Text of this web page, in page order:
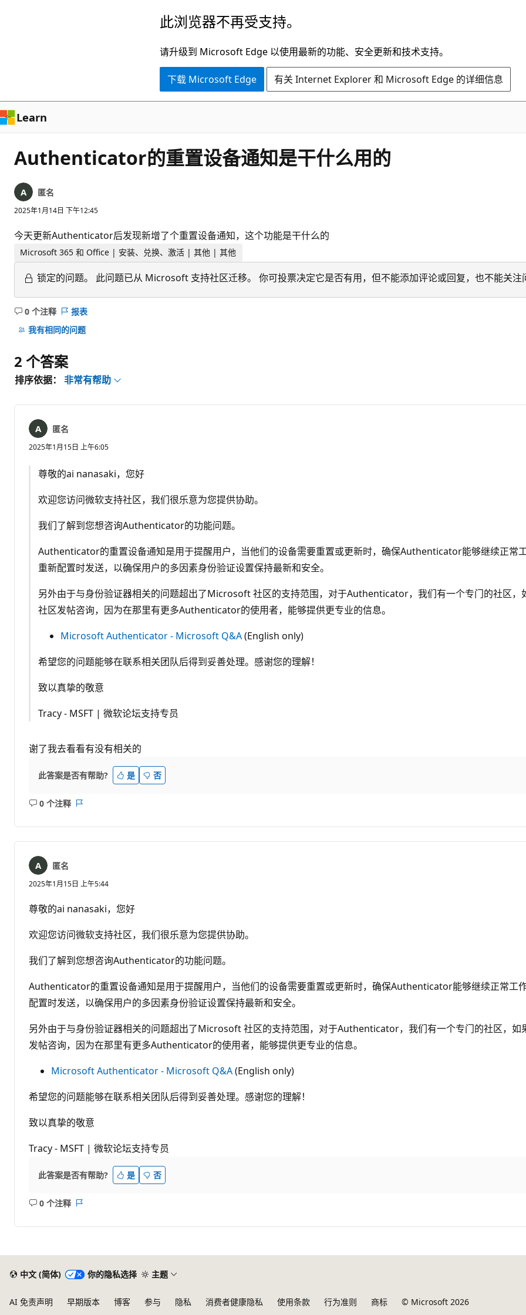
容
此浏览器不再受支持。
请升级到 Microsoft Edge 以使用最新的功能、安全更新和技术支持。
下载 Microsoft Edge 有关 Internet Explorer 和 Microsoft Edge 的详细信息
Learn
Authenticator的重置设备通知是干什么用的
匿名
2025年1月14日 下午12:45
今天更新Authenticator后发现新增了个重置设备通知，这个功能是干什么的
Microsoft 365 和 Office | 安装、兑换、激活 | 其他 | 其他
锁定的问题。 此问题已从 Microsoft 支持社区迁移。 你可投票决定它是否有用，但不能添加评论或回复，也不能关注
0 个注释
无
注
报表
我有相同的问题
2 个答案
排序依据： 非常有帮助
匿名
2025年1月15日 上午6:05
尊敬的ai nanasaki，您好
欢迎您访问微软支持社区，我们很乐意为您提供协助。
我们了解到您想咨询Authenticator的功能问题。
Authenticator的重置设备通知是用于提醒用户，当他们的设备需要重置或更新时，确保Authenticator能够继续正常
重新配置时发送，以确保用户的多因素身份验证设置保持最新和安全。
另外由于与身份验证器相关的问题超出了Microsoft 社区的支持范围，对于Authenticator，我们有一个专门的社区，
社区发帖咨询，因为在那里有更多Authenticator的使用者，能够提供更专业的信息。
Microsoft Authenticator - Microsoft Q&A(English only)
希望您的问题能够在联系相关团队后得到妥善处理。感谢您的理解！
致以真挚的敬意
Tracy - MSFT | 微软论坛支持专员
谢了我去看看有没有相关的
此答案是否有帮助? 是 否
0 个注释
无
匿名
2025年1月15日 上午5:44
尊敬的ai nanasaki，您好
欢迎您访问微软支持社区，我们很乐意为您提供协助。
我们了解到您想咨询Authenticator的功能问题。
Authenticator的重置设备通知是用于提醒用户，当他们的设备需要重置或更新时，确保Authenticator能够继续正常工
配置时发送，以确保用户的多因素身份验证设置保持最新和安全。
另外由于与身份验证器相关的问题超出了Microsoft 社区的支持范围，对于Authenticator，我们有一个专门的社区，如
发帖咨询，因为在那里有更多Authenticator的使用者，能够提供更专业的信息。
Microsoft Authenticator - Microsoft Q&A(English only)
希望您的问题能够在联系相关团队后得到妥善处理。感谢您的理解！
致以真挚的敬意
Tracy - MSFT | 微软论坛支持专员
此答案是否有帮助? 是 否
0 个注释
无
中文 (简体) 你的隐私选择 主题
AI 免责声明 早期版本 博客 参与 隐私 消费者健康隐私 使用条款 行为准则 商标 © Microsoft 2026